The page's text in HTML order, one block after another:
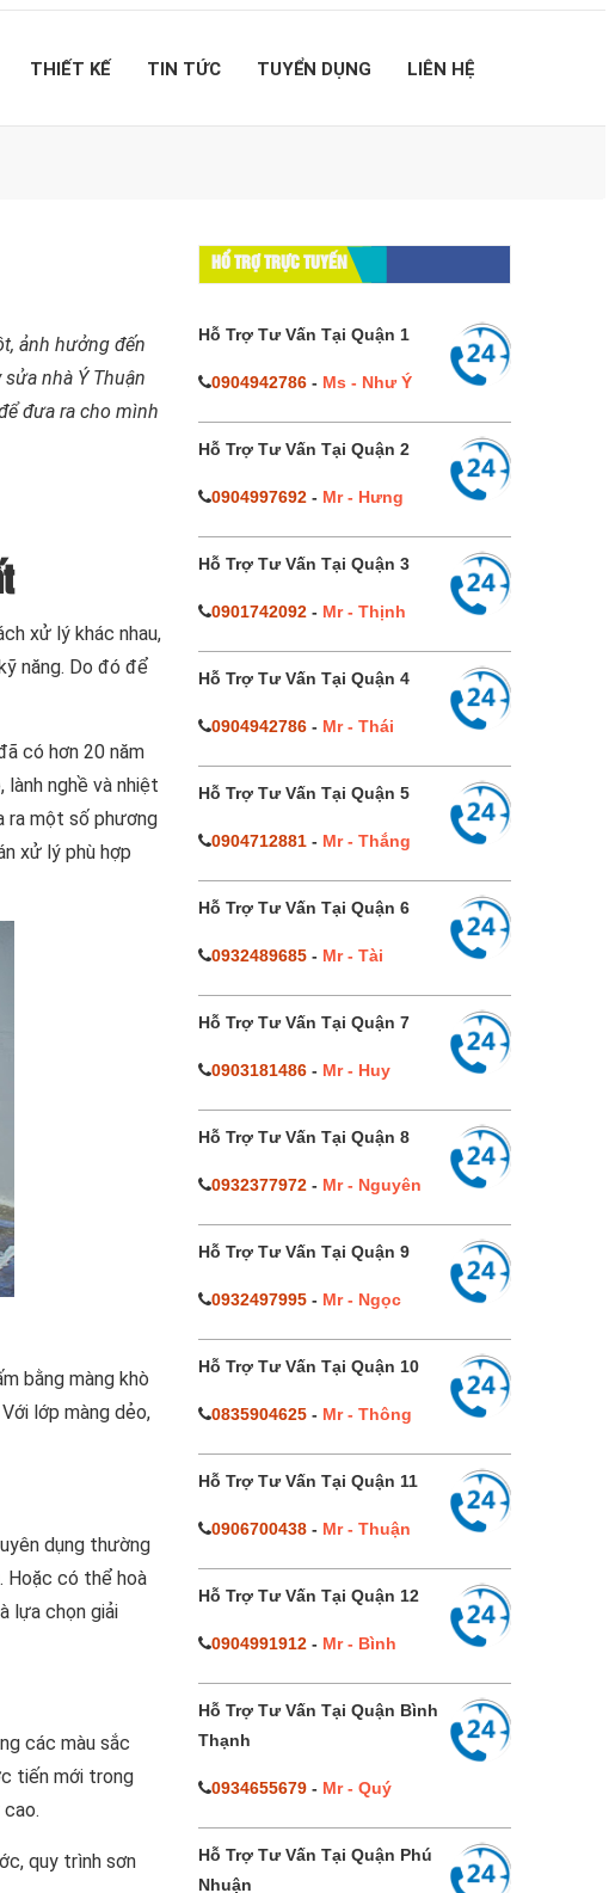
THIẾT KẾ TIN TỨC TUYỂN DỤNG LIÊN HỆ
ảnh hưởng đến
nhà Ý Thuận
đưa ra cho mình
xử lý khác nhau,
năng. Do đó để
có hơn 20 năm
nghề và nhiệt
ra một số phương
xử lý phù hợp
bằng màng khò
lớp màng dẻo,
dụng thường
Hoặc có thể hoà
lựa chọn giải
các màu sắc
tiến mới trong
quy trình sơn
HỔ TRỢ TRỰC TUYẾN
Hỗ Trợ Tư Vấn Tại Quận 1
0904942786- Ms - Như Ý
Hỗ Trợ Tư Vấn Tại Quận 2
0904997692- Mr - Hưng
Hỗ Trợ Tư Vấn Tại Quận 3
0901742092- Mr - Thịnh
Hỗ Trợ Tư Vấn Tại Quận 4
0904942786- Mr - Thái
Hỗ Trợ Tư Vấn Tại Quận 5
0904712881- Mr - Thắng
Hỗ Trợ Tư Vấn Tại Quận 6
0932489685- Mr - Tài
Hỗ Trợ Tư Vấn Tại Quận 7
0903181486- Mr - Huy
Hỗ Trợ Tư Vấn Tại Quận 8
0932377972- Mr - Nguyên
Hỗ Trợ Tư Vấn Tại Quận 9
0932497995- Mr - Ngọc
Hỗ Trợ Tư Vấn Tại Quận 10
0835904625- Mr - Thông
Hỗ Trợ Tư Vấn Tại Quận 11
0906700438- Mr - Thuận
Hỗ Trợ Tư Vấn Tại Quận 12
0904991912- Mr - Bình
Hỗ Trợ Tư Vấn Tại Quận Bình
Thạnh
0934655679- Mr - Quý
Hỗ Trợ Tư Vấn Tại Quận Phú
Nhuận